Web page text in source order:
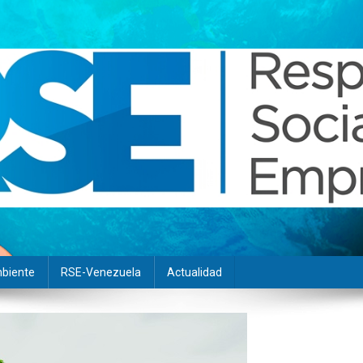
RSE-Venezuela Actualidad